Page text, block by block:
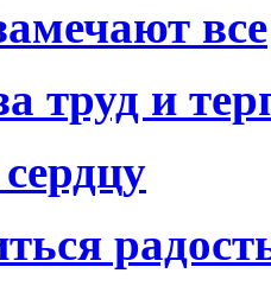
все
труд и